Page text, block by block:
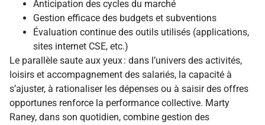
Anticipation des cycles du marché
Gestion efficace des budgets et subventions
Évaluation continue des outils utilisés (applications,
sites internet CSE, etc.)
Le parallèle saute aux yeux : dans l’univers des activités,
loisirs et accompagnement des salariés, la capacité à
s’ajuster, à rationaliser les dépenses ou à saisir des offres
opportunes renforce la performance collective. Marty
Raney, dans son quotidien, combine gestion des